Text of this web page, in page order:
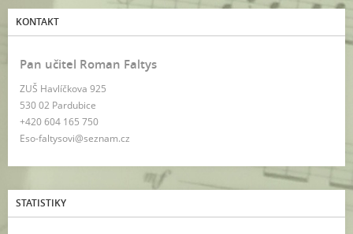
KONTAKT
Pan učitel Roman Faltys
ZUŠ Havlíčkova 925
530 02 Pardubice
+420 604 165 750
Eso-faltysovi@seznam.cz
STATISTIKY